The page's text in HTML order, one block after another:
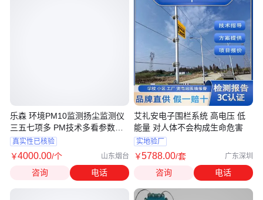
乐森 环境PM10监测扬尘监测仪
三五七项多 PM技术多看参数范
围
真实性已核验
￥4000.00/个 山东烟台
咨询 电话
艾礼安电子围栏系统 高电压 低
能量 对人体不会构成生命危害
实地验厂
￥5788.00/套 广东深圳
咨询 电话